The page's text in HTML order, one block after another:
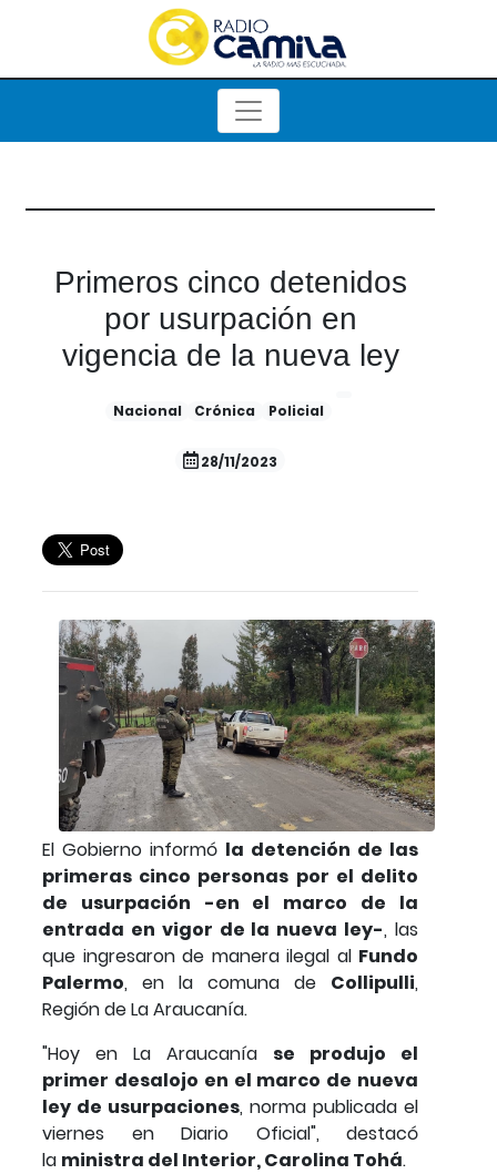
Primeros cinco detenidos
por usurpación en
vigencia de la nueva ley
Nacional Crónica Policial
28/11/2023
El Gobierno informó la detención de las
primeras cinco personas por el delito
de usurpación -en el marco de la
entrada en vigor de la nueva ley-, las
que ingresaron de manera ilegal al Fundo
Palermo, en la comuna de Collipulli,
Región de La Araucanía.
"Hoy en La Araucanía se produjo el
primer desalojo en el marco de nueva
ley de usurpaciones, norma publicada el
viernes en Diario Oficial", destacó
la ministra del Interior, Carolina Tohá.